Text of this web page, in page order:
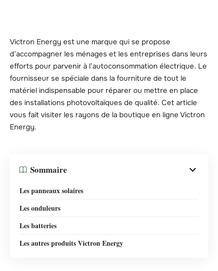
Victron Energy est une marque qui se propose
d’accompagner les ménages et les entreprises dans leurs
efforts pour parvenir à l’autoconsommation électrique. Le
fournisseur se spéciale dans la fourniture de tout le
matériel indispensable pour réparer ou mettre en place
des installations photovoltaïques de qualité. Cet article
vous fait visiter les rayons de la boutique en ligne Victron
Energy.
Sommaire
Les panneaux solaires
Les onduleurs
Les batteries
Les autres produits Victron Energy